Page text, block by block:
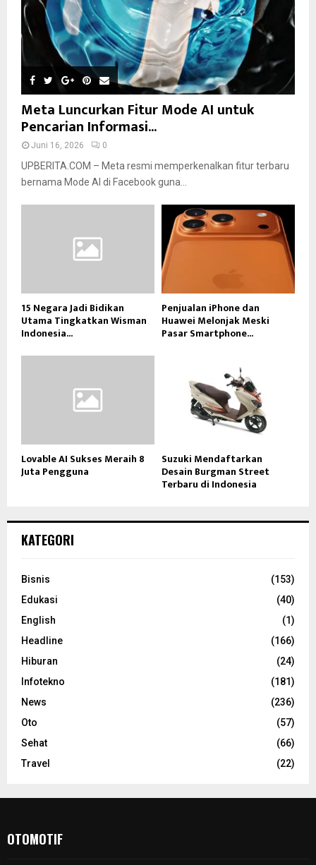
Meta Luncurkan Fitur Mode AI untuk
Pencarian Informasi...
Juni 16, 2026 0
UPBERITA.COM – Meta resmi memperkenalkan fitur terbaru
bernama Mode AI di Facebook guna...
15 Negara Jadi Bidikan
Utama Tingkatkan Wisman
Indonesia...
Penjualan iPhone dan
Huawei Melonjak Meski
Pasar Smartphone...
Lovable AI Sukses Meraih 8
Juta Pengguna
Suzuki Mendaftarkan
Desain Burgman Street
Terbaru di Indonesia
KATEGORI
Bisnis
(153)
Edukasi
(40)
English
(1)
Headline
(166)
Hiburan
(24)
Infotekno
(181)
News
(236)
Oto
(57)
Sehat
(66)
Travel
(22)
OTOMOTIF